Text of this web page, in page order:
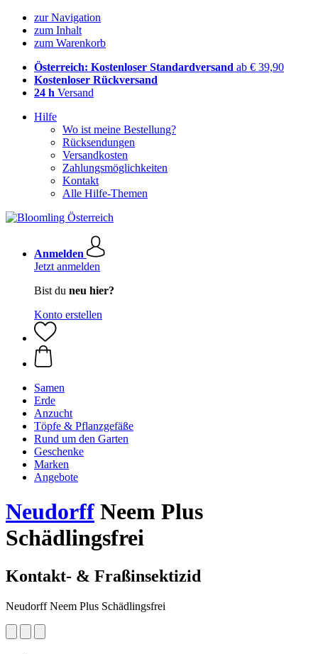
zur Navigation
zum Inhalt
zum Warenkorb
Österreich: Kostenloser Standardversand ab € 39,90
Kostenloser Rückversand
24 h Versand
Hilfe
Wo ist meine Bestellung?
Rücksendungen
Versandkosten
Zahlungsmöglichkeiten
Kontakt
Alle Hilfe-Themen
Anmelden
Jetzt anmelden
Bist du neu hier?
Konto erstellen
Samen
Erde
Anzucht
Töpfe & Pflanzgefäße
Rund um den Garten
Geschenke
Marken
Angebote
Neudorff Neem Plus
Schädlingsfrei
Kontakt- & Fraßinsektizid
Neudorff Neem Plus Schädlingsfrei